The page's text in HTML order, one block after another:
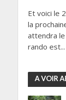
Et voici le
la
attendra
rando est...
A VOIR